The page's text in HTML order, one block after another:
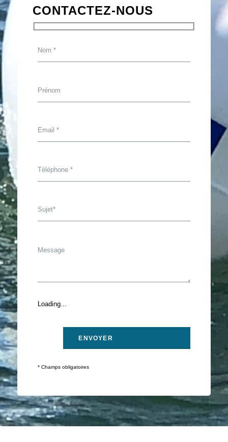
CONTACTEZ-NOUS
Loading...
* Champs obligatoires